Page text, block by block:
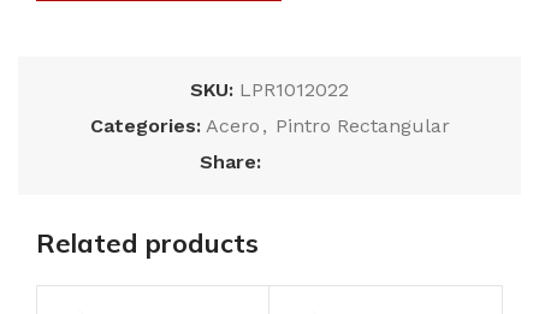
SKU: LPR1012022
Categories: Acero , Pintro Rectangular
Share:
Related products